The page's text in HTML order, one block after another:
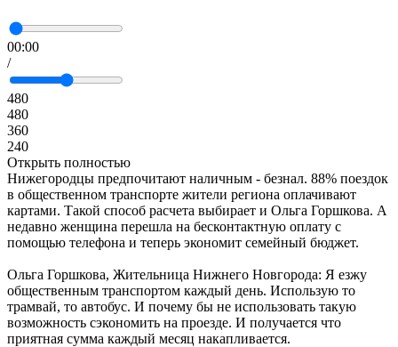
00:00
/
480
480
360
240
Открыть полностью
Нижегородцы предпочитают наличным - безнал. 88% поездок
в общественном транспорте жители региона оплачивают
картами. Такой способ расчета выбирает и Ольга Горшкова. А
недавно женщина перешла на бесконтактную оплату с
помощью телефона и теперь экономит семейный бюджет.
Ольга Горшкова, Жительница Нижнего Новгорода: Я езжу
общественным транспортом каждый день. Использую то
трамвай, то автобус. И почему бы не использовать такую
возможность сэкономить на проезде. И получается что
приятная сумма каждый месяц накапливается.